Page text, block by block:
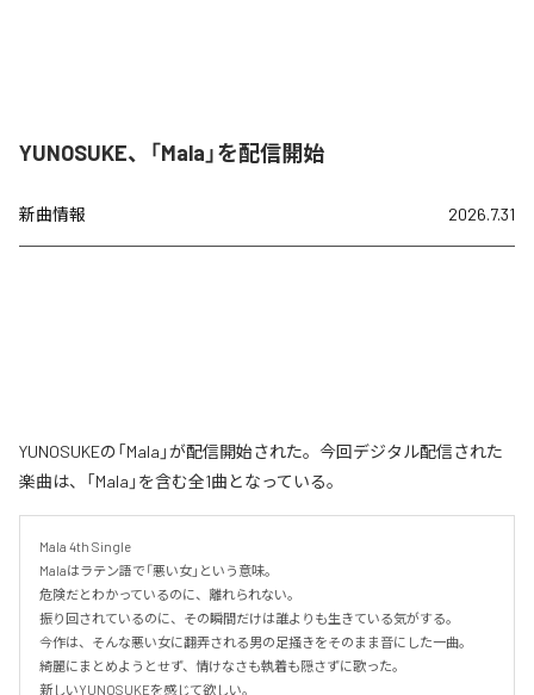
YUNOSUKE、「Mala」を配信開始
新曲情報 2026.7.31
YUNOSUKEの「Mala」が配信開始された。今回デジタル配信された
楽曲は、「Mala」を含む全1曲となっている。
Mala 4th Single
Malaはラテン語で「悪い女」という意味。
危険だとわかっているのに、離れられない。
振り回されているのに、その瞬間だけは誰よりも生きている気がする。
今作は、そんな悪い女に翻弄される男の足掻きをそのまま音にした一曲。
綺麗にまとめようとせず、情けなさも執着も隠さずに歌った。
新しいYUNOSUKEを感じて欲しい。